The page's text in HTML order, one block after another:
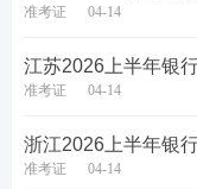
1、2026上半年
2026上半年银行
准考证 04-14
江苏2026上半年银
准考证 04-14
浙江2026上半年银
准考证 04-14